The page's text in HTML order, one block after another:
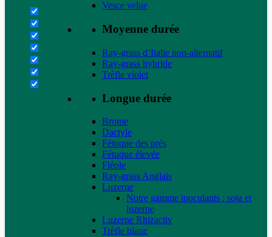
Vesce velue
Moyenne durée
Ray-grass d’Italie non-alternatif
Ray-grass hybride
Trèfle violet
Longue durée
Brome
Dactyle
Fétuque des prés
Fétuque élevée
Fléole
Ray-grass Anglais
Luzerne
Notre gamme inoculants : soja et
luzerne
Luzerne Rhizactiv
Trèfle blanc